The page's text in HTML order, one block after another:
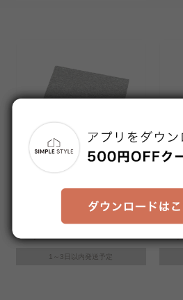
×50TKP-PP50 グレー
1～3日以内発送予定
ーペ
40